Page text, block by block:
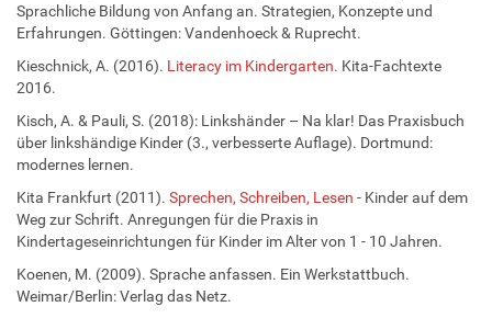
Sprachliche Bildung von Anfang an. Strategien, Konzepte und
Erfahrungen. Göttingen: Vandenhoeck & Ruprecht.
Kieschnick, A. (2016). Literacy im Kindergarten. Kita-Fachtexte
2016.
Kisch, A. & Pauli, S. (2018): Linkshänder – Na klar! Das Praxisbuch
über linkshändige Kinder (3., verbesserte Auflage). Dortmund:
modernes lernen.
Kita Frankfurt (2011). Sprechen, Schreiben, Lesen - Kinder auf dem
Weg zur Schrift. Anregungen für die Praxis in
Kindertageseinrichtungen für Kinder im Alter von 1 - 10 Jahren.
Koenen, M. (2009). Sprache anfassen. Ein Werkstattbuch.
Weimar/Berlin: Verlag das Netz.